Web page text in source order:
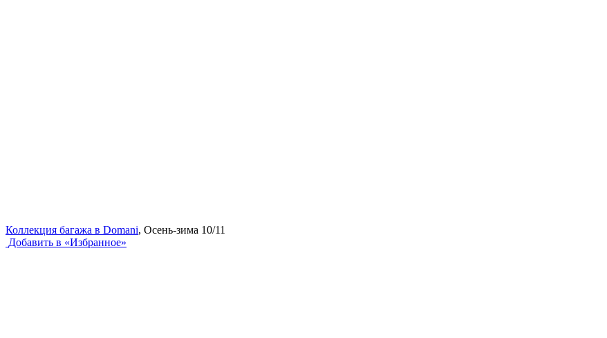
Коллекция багажа в Domani, Осень-зима 10/11
Добавить в «Избранное»